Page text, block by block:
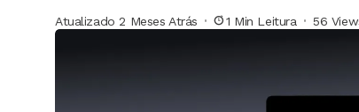
Atualizado 2 Meses Atrás 1 Min Leitura 56